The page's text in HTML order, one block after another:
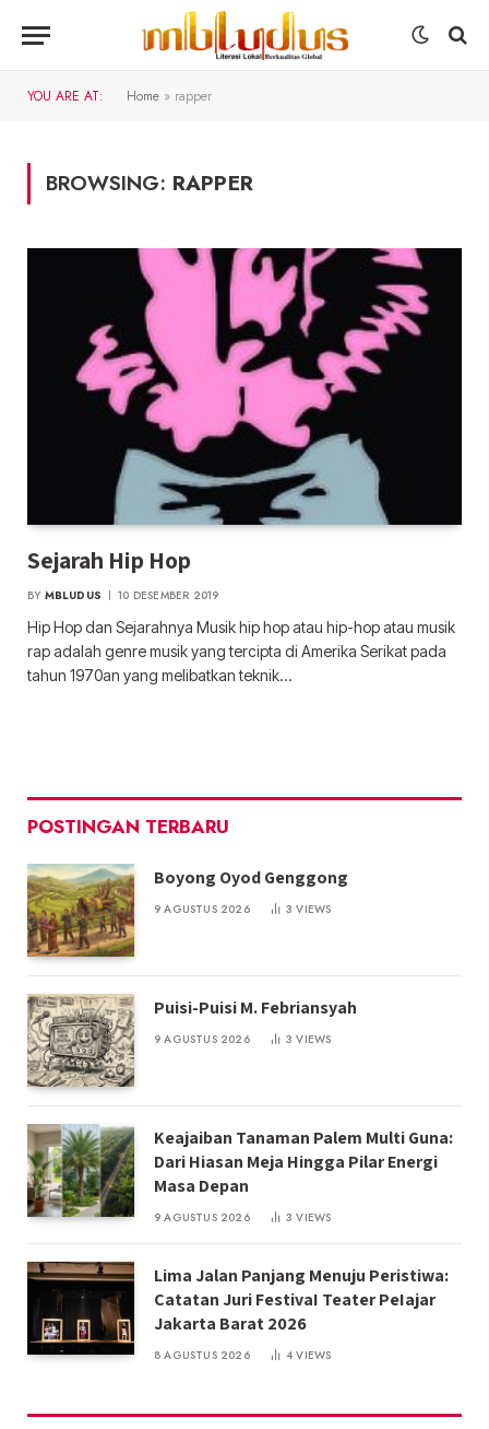
YOU ARE AT: Home » rapper
BROWSING: RAPPER
Sejarah Hip Hop
BY MBLUDUS 10 DESEMBER 2019
Hip Hop dan Sejarahnya Musik hip hop atau hip-hop atau musik
rap adalah genre musik yang tercipta di Amerika Serikat pada
tahun 1970an yang melibatkan teknik…
POSTINGAN TERBARU
Boyong Oyod Genggong
9 AGUSTUS 2026 3VIEWS
Puisi-Puisi M. Febriansyah
9 AGUSTUS 2026 3VIEWS
Keajaiban Tanaman Palem Multi Guna:
Dari Hiasan Meja Hingga Pilar Energi
Masa Depan
9 AGUSTUS 2026 3VIEWS
Lima Jalan Panjang Menuju Peristiwa:
Catatan Juri FestivaI Teater PeIajar
Jakarta Barat 2026
8 AGUSTUS 2026 4VIEWS